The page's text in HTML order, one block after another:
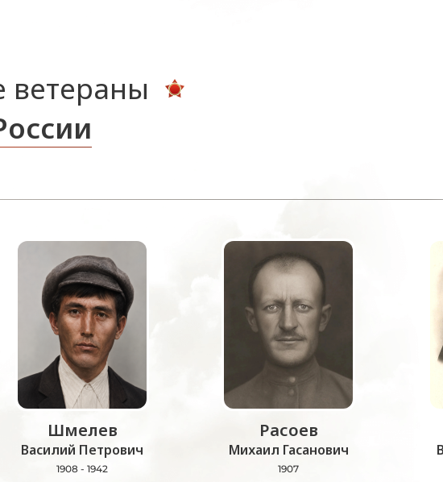
ветераны
Шмелев
Василий Петрович
1908 - 1942
Расоев
Михаил Гасанович
1907